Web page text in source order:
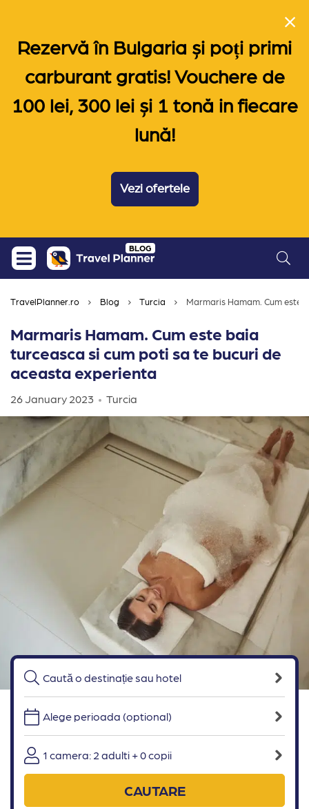
Rezervă în Bulgaria și poți primi
carburant gratis! Vouchere de
100 lei, 300 lei și 1 tonă in fiecare
lună!
Vezi ofertele
Skip
content
BLOG
TravelPlanner.ro Blog Turcia Marmaris Hamam. Cum este
Marmaris Hamam. Cum este baia
turceasca si cum poti sa te bucuri de
aceasta experienta
26 January 2023 Turcia
Alege perioada (optional)
1 camera: 2 adulti + 0 copii
CAUTARE